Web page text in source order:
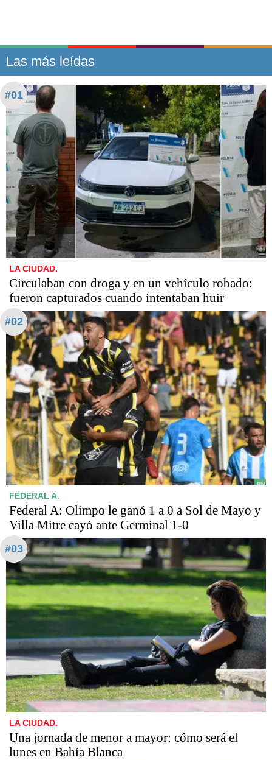
Las más leídas
#01
LA CIUDAD.
Circulaban con droga y en un vehículo robado:
fueron capturados cuando intentaban huir
#02
FEDERAL A.
Federal A: Olimpo le ganó 1 a 0 a Sol de Mayo y
Villa Mitre cayó ante Germinal 1-0
#03
LA CIUDAD.
Una jornada de menor a mayor: cómo será el
lunes en Bahía Blanca